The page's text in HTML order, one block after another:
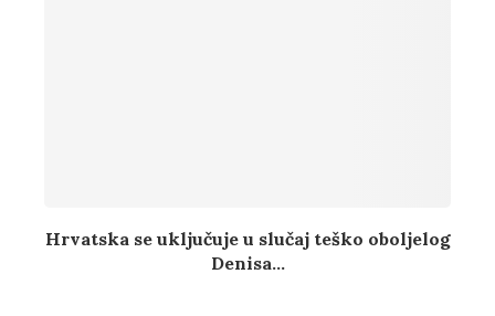
Hrvatska se uključuje u slučaj teško oboljelog
Denisa...